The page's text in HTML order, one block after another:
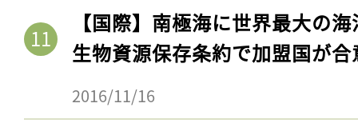
【国際】南極海に世界最大の
生物資源保存条約で加盟国が合
2016/11/16
記事をお気に入りに